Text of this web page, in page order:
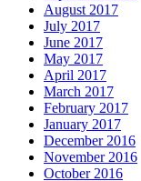
August 2017
July 2017
June 2017
May 2017
April 2017
March 2017
February 2017
January 2017
December 2016
November 2016
October 2016